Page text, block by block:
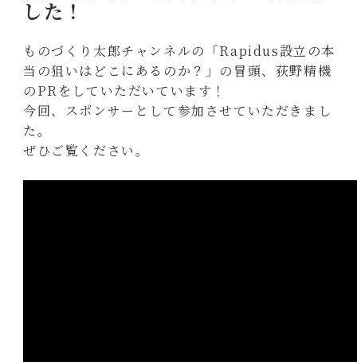
した！
ものづくり太郎チャンネルの「Rapidus設立の本
当の狙いはどこにあるのか？」の冒頭、荻野精機
のPRをしていただいています！
今回、スポンサーとして参加させていただきまし
た。
ぜひご覧ください。